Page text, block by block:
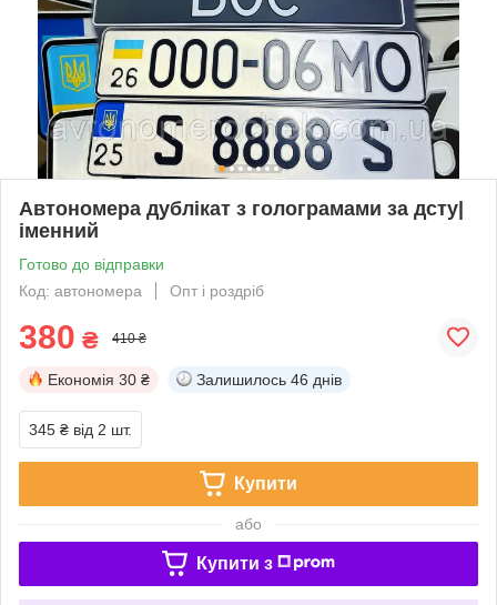
Автономера дублікат з голограмами за дсту|
іменний
Готово до відправки
Код: автономера
Опт і роздріб
380 ₴ 410 ₴
Економія 30 ₴ Залишилось 46 днів
345 ₴ від 2 шт.
Купити
або
Купити з